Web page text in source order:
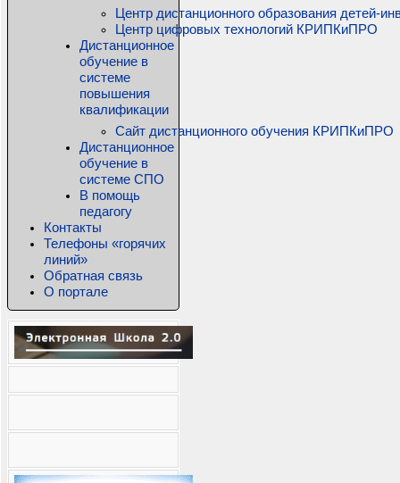
Центр дистанционного образования детей-
Центр цифровых технологий КРИПКиПРО
Дистанционное
обучение в
системе
повышения
квалификации
Сайт дистанционного обучения КРИПКиПРО
Дистанционное
обучение в
системе СПО
В помощь
педагогу
Контакты
Телефоны «горячих
линий»
Обратная связь
О портале